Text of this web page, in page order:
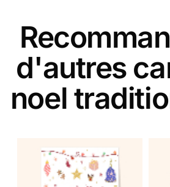
d'autres
noel